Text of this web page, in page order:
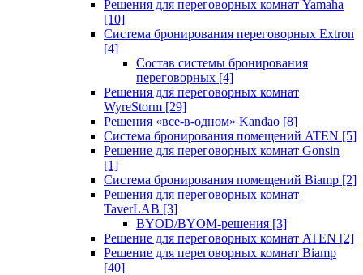
Решения для переговорных комнат Yamaha
[10]
Система бронирования переговорных Extron
[4]
Состав системы бронирования
переговорных [4]
Решения для переговорных комнат
WyreStorm [29]
Решения «все-в-одном» Kandao [8]
Система бронирования помещений ATEN [5]
Решение для переговорных комнат Gonsin
[1]
Система бронирования помещений Biamp [2]
Решения для переговорных комнат
TaverLAB [3]
BYOD/BYOM-решения [3]
Решение для переговорных комнат ATEN [2]
Решение для переговорных комнат Biamp
[40]